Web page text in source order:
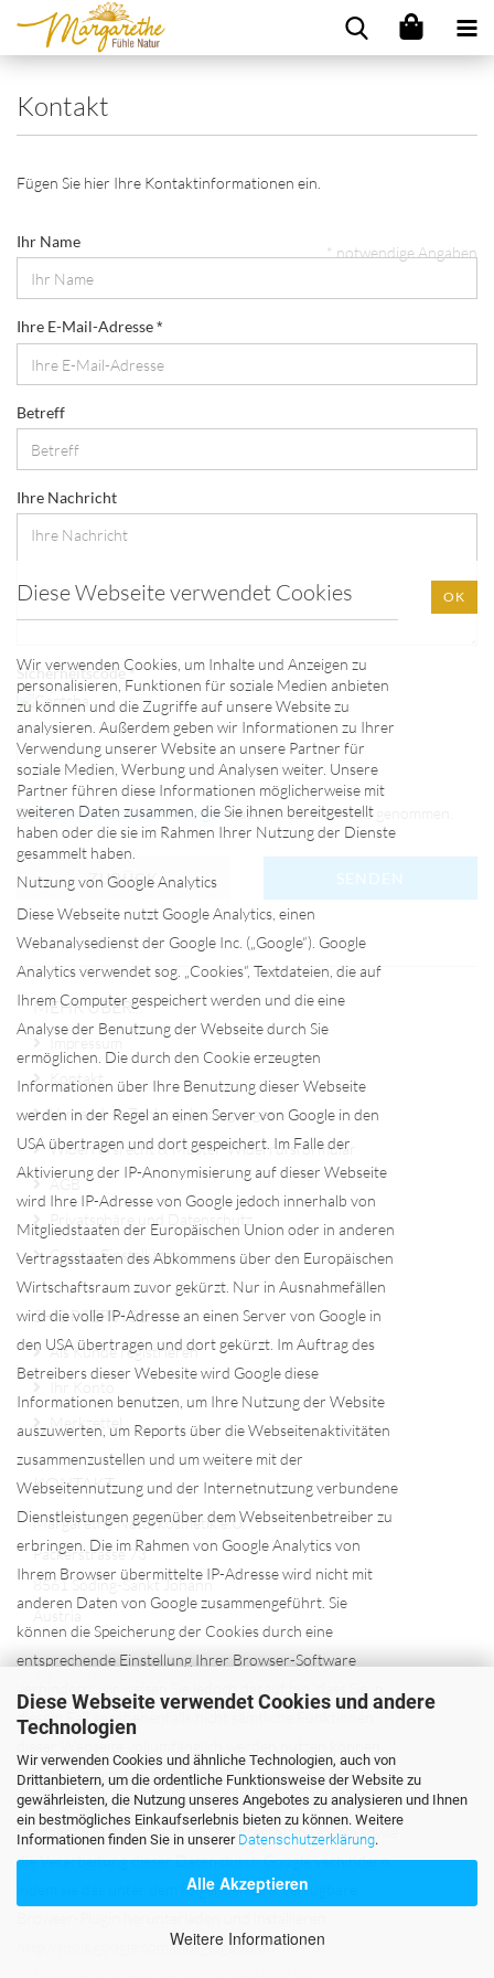
Diese Webseite verwendet Cookies und andere
Technologien
Wir verwenden Cookies und ähnliche Technologien, auch von
Drittanbietern, um die ordentliche Funktionsweise der Website zu
gewährleisten, die Nutzung unseres Angebotes zu analysieren und Ihnen
ein bestmögliches Einkaufserlebnis bieten zu können. Weitere
Informationen finden Sie in unserer Datenschutzerklärung.
Alle Akzeptieren
Weitere Informationen
Diese Webseite verwendet Cookies
Wir verwenden Cookies, um Inhalte und Anzeigen zu
personalisieren, Funktionen für soziale Medien anbieten
zu können und die Zugriffe auf unsere Website zu
analysieren. Außerdem geben wir Informationen zu Ihrer
Verwendung unserer Website an unsere Partner für
soziale Medien, Werbung und Analysen weiter. Unsere
Partner führen diese Informationen möglicherweise mit
weiteren Daten zusammen, die Sie ihnen bereitgestellt
haben oder die sie im Rahmen Ihrer Nutzung der Dienste
gesammelt haben.
Nutzung von Google Analytics
Diese Webseite nutzt Google Analytics, einen
Webanalysedienst der Google Inc. („Google“). Google
Analytics verwendet sog. „Cookies“, Textdateien, die auf
Ihrem Computer gespeichert werden und die eine
Analyse der Benutzung der Webseite durch Sie
ermöglichen. Die durch den Cookie erzeugten
Informationen über Ihre Benutzung dieser Webseite
werden in der Regel an einen Server von Google in den
USA übertragen und dort gespeichert. Im Falle der
Aktivierung der IP-Anonymisierung auf dieser Webseite
wird Ihre IP-Adresse von Google jedoch innerhalb von
Mitgliedstaaten der Europäischen Union oder in anderen
Vertragsstaaten des Abkommens über den Europäischen
Wirtschaftsraum zuvor gekürzt. Nur in Ausnahmefällen
wird die volle IP-Adresse an einen Server von Google in
den USA übertragen und dort gekürzt. Im Auftrag des
Betreibers dieser Webesite wird Google diese
Informationen benutzen, um Ihre Nutzung der Website
auszuwerten, um Reports über die Webseitenaktivitäten
zusammenzustellen und um weitere mit der
Webseitennutzung und der Internetnutzung verbundene
Dienstleistungen gegenüber dem Webseitenbetreiber zu
erbringen. Die im Rahmen von Google Analytics von
Ihrem Browser übermittelte IP-Adresse wird nicht mit
anderen Daten von Google zusammengeführt. Sie
können die Speicherung der Cookies durch eine
entsprechende Einstellung Ihrer Browser-Software
diesem Fall gegebenenfalls nicht sämtliche Funktionen
Sie können darüber hinaus die Erfassung der durch das
Cookie erzeugten und auf Ihre Nutzung der Webseite
bezogenen Daten (inkl. Ihrer IP-Adresse) an Google sowie
die Verarbeitung dieser Daten durch Google verhindern,
indem sie das unter dem folgenden Link verfügbare
http://tools.google.com/dlpage/gaoptout?hl=de
OK
Kontakt
Fügen Sie hier Ihre Kontaktinformationen ein.
Ihr Name
Ihre E-Mail-Adresse
Betreff
Ihre Nachricht
Sicherheitscode
DieDatenschutzbestimmungenhabe ich zur Kenntnis genommen.
ZURÜCK SENDEN
* notwendige Angaben
MEHR ÜBER...
Kontakt
Versand- & Zahlungsbedingungen
Widerrufsrecht & Muster-Widerrufsformular
AGB
Cookie Einstellungen
SHOPSERVICE
Als Kunde registrieren
Merkzettel
KONTAKT
Margarethe Naturkosmetik e.U.
Packerstrasse 73
8561 Söding-Sankt Johann
Mail: bio@margarethe.at
DU FINDEST UNS AUF
by Gambio.de © 2020